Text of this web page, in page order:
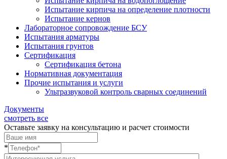
Испытание кирпича на определение плотности
Испытание кернов
Лабораторное сопровождение БСУ
Испытания арматуры
Испытания грунтов
Сертификация
Сертификация бетона
Нормативная документация
Прочие испытания и услуги
Ультразвуковой контроль сварных соединений
Документы
смотреть все
Оставьте заявку на консультацию и расчет стоимости
*